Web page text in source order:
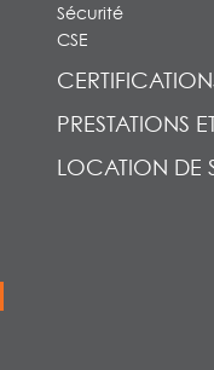
Sécurité
CSE
PRESTATIONS
LOCATION DE